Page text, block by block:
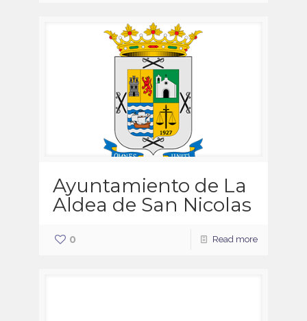
Ayuntamiento de La
Aldea de San Nicolas
0 Read more